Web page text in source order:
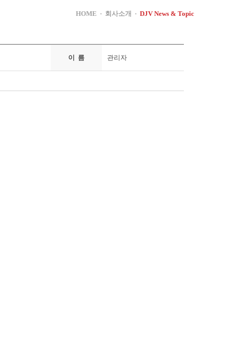
HOME · 회사소개 · DJV News & Topic
이 름 관리자